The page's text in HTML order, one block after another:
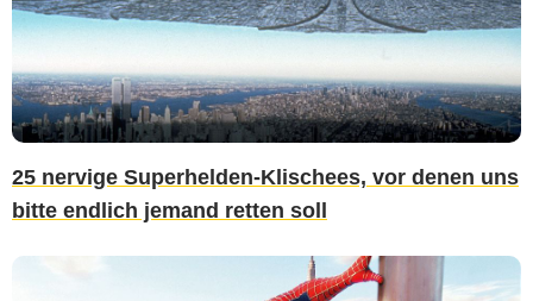
25 nervige Superhelden-Klischees, vor denen uns
bitte endlich jemand retten soll